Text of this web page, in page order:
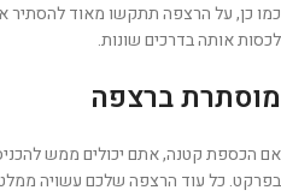
כמו כן, על הרצפה תתקשו מאוד להסתיר
לכסות אותה בדרכים שונות.
מוסתרת ברצפה
אם הכספת קטנה, אתם יכולים ממש
בפרקט. כל עוד הרצפה שלכם עשויה ממלט